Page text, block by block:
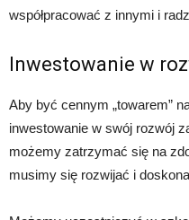
współpracować z innymi i
Inwestowanie w
Aby być cennym „towarem”
inwestowanie w swój rozwój
możemy zatrzymać się na
musimy się rozwijać i